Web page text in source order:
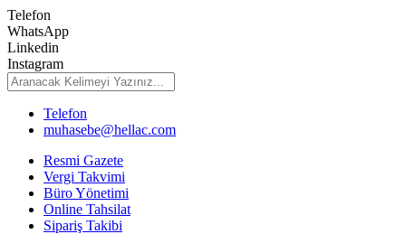
Telefon
WhatsApp
Linkedin
Instagram
Telefon
muhasebe@hellac.com
Resmi Gazete
Vergi Takvimi
Büro Yönetimi
Online Tahsilat
Sipariş Takibi